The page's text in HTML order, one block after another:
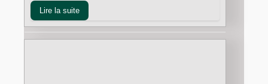
Lire la suite